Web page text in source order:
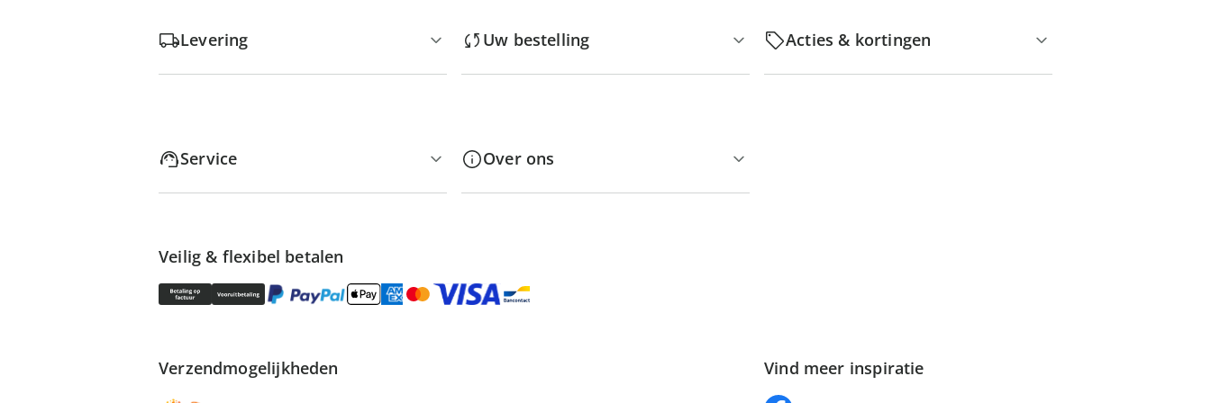
Levering Uw bestelling Acties & kortingen
Service Over ons
Veilig & flexibel betalen
Verzendmogelijkheden Vind meer inspiratie